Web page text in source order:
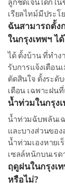
ลูกชัดเจนได้ก็ใ
เรียลไทม์มีประ
ฉันสามารถตั้ง
ในกรุงเทพฯ ไ
ได้ ตั้งบ้าน ที่ทำง
รับการแจ้งเตือน
ตัดสินใจ ตั้งระดั
เตือน เฉพาะฝน
น้ำท่วมในกรุง
น้ำท่วมฉับพลันเ
และบางส่วนขอ
น้ำท่วมเองหาย
เซลล์หนักบนเร
ฤดูฝนในกรุงเ
หรือไม่?